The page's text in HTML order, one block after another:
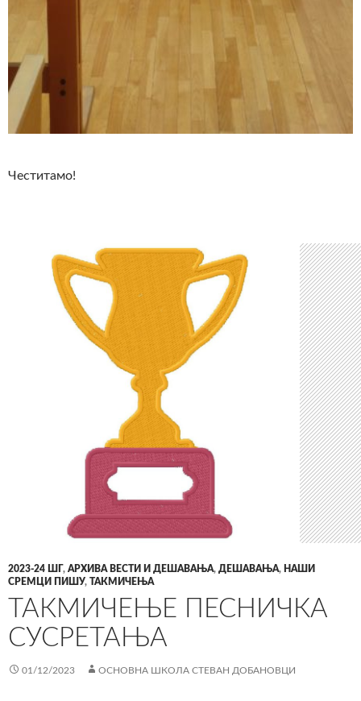
Честитамо!
2023-24 ШГ, АРХИВА ВЕСТИ И ДЕШАВАЊА, ДЕШАВАЊА, НАШИ
СРЕМЦИ ПИШУ, ТАКМИЧЕЊА
ТАКМИЧЕЊЕ ПЕСНИЧКА
СУСРЕТАЊА
01/12/2023 ОСНОВНА ШКОЛА СТЕВАН ДОБАНОВЦИ